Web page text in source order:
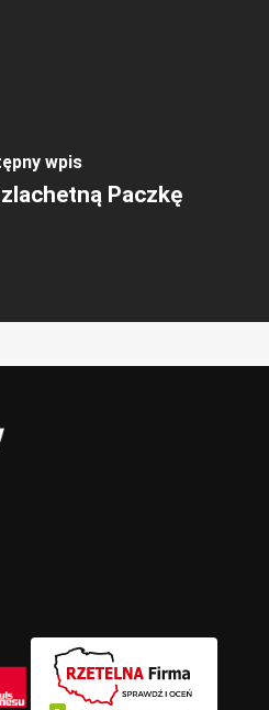
wpis
Paczkę